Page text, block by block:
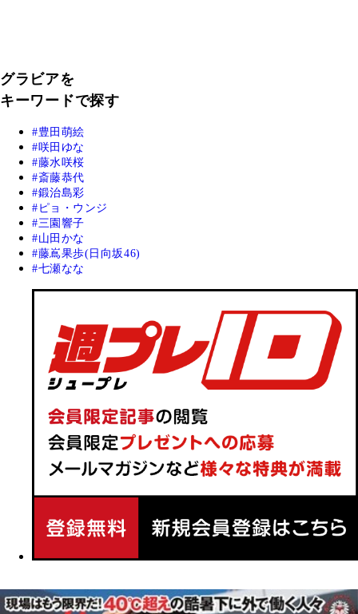
グラビアを
キーワードで探す
豊田萌絵
咲田ゆな
藤水咲桜
斎藤恭代
鍛治島彩
ピョ・ウンジ
三園響子
山田かな
藤嶌果歩(日向坂46)
七瀬なな